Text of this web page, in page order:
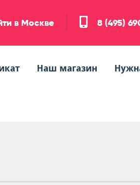
в Москве 8 (495)
Наш магазин